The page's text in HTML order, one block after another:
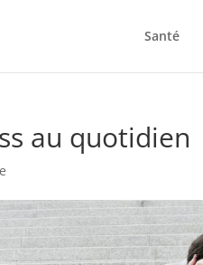
Santé
au quotidien